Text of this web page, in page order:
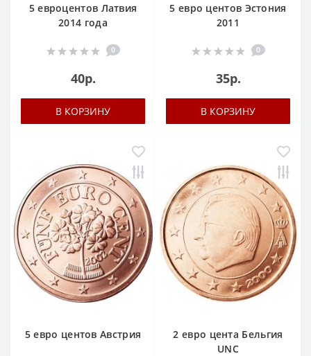
5 евроцентов Латвия
2014 года
0
40р.
В КОРЗИНУ
5 евро центов Эстония
2011
0
35р.
В КОРЗИНУ
5 евро центов Австрия
2 евро цента Бельгия
UNC